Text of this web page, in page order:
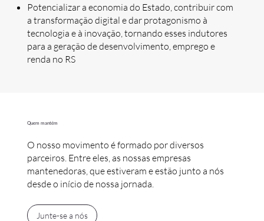
Quem mantém
O nosso movimento é formado por diversos
parceiros. Entre eles, as nossas empresas
mantenedoras, que estiveram e estão junto a nós
desde o início de nossa jornada.
Junte-se a nós
Potencializar a economia do Estado, contribuir com
a transformação digital e dar protagonismo à
tecnologia e à inovação, tornando esses indutores
para a geração de desenvolvimento, emprego e
renda no RS